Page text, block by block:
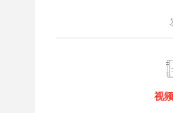
视